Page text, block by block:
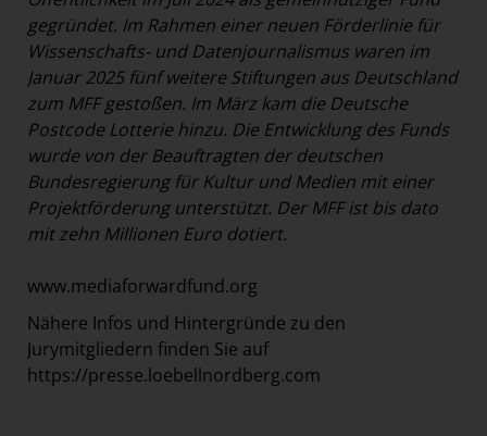
gegründet. Im Rahmen einer neuen Förderlinie für
Wissenschafts- und Datenjournalismus waren im
Januar 2025 fünf weitere Stiftungen aus Deutschland
zum MFF gestoßen. Im März kam die Deutsche
Postcode Lotterie hinzu. Die Entwicklung des Funds
wurde von der Beauftragten der deutschen
Bundesregierung für Kultur und Medien mit einer
Projektförderung unterstützt. Der MFF ist bis dato
mit zehn Millionen Euro dotiert.
www.mediaforwardfund.org
Nähere Infos und Hintergründe zu den
Jurymitgliedern finden Sie auf
https://presse.loebellnordberg.com